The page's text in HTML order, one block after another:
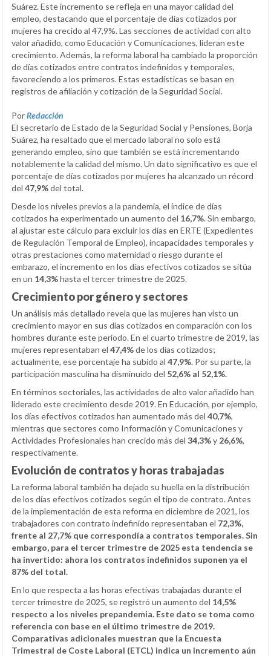
Suárez. Este incremento se refleja en una mayor calidad del
empleo, destacando que el porcentaje de días cotizados por
mujeres ha crecido al 47,9%. Las secciones de actividad con alto
valor añadido, como Educación y Comunicaciones, lideran este
crecimiento. Además, la reforma laboral ha cambiado la proporción
de días cotizados entre contratos indefinidos y temporales,
favoreciendo a los primeros. Estas estadísticas se basan en
registros de afiliación y cotización de la Seguridad Social.
PorRedacción
El secretario de Estado de la Seguridad Social y Pensiones, Borja
Suárez, ha resaltado que el mercado laboral no solo está
generando empleo, sino que también se está incrementando
notablemente la calidad del mismo. Un dato significativo es que el
porcentaje de días cotizados por mujeres ha alcanzado un récord
del 47,9%del total.
Desde los niveles previos a la pandemia, el índice de días
cotizados ha experimentado un aumento del 16,7%. Sin embargo,
al ajustar este cálculo para excluir los días en ERTE (Expedientes
de Regulación Temporal de Empleo), incapacidades temporales y
otras prestaciones como maternidad o riesgo durante el
embarazo, el incremento en los días efectivos cotizados se sitúa
en un 14,3%hasta el tercer trimestre de 2025.
Crecimiento por género y sectores
Un análisis más detallado revela que las mujeres han visto un
crecimiento mayor en sus días cotizados en comparación con los
hombres durante este periodo. En el cuarto trimestre de 2019, las
mujeres representaban el 47,4%de los días cotizados;
actualmente, ese porcentaje ha subido al 47,9%. Por su parte, la
participación masculina ha disminuido del 52,6% al 52,1%.
En términos sectoriales, las actividades de alto valor añadido han
liderado este crecimiento desde 2019. En Educación, por ejemplo,
los días efectivos cotizados han aumentado más del 40,7%,
mientras que sectores como Información y Comunicaciones y
Actividades Profesionales han crecido más del 34,3%y 26,6%,
respectivamente.
Evolución de contratos y horas trabajadas
La reforma laboral también ha dejado su huella en la distribución
de los días efectivos cotizados según el tipo de contrato. Antes
de la implementación de esta reforma en diciembre de 2021, los
trabajadores con contrato indefinido representaban el 72,3%,
frente al 27,7% que correspondía a contratos temporales. Sin
embargo, para el tercer trimestre de 2025 esta tendencia se
ha invertido: ahora los contratos indefinidos suponen ya el
87% del total.
En lo que respecta a las horas efectivas trabajadas durante el
tercer trimestre de 2025, se registró un aumento del 14,5%
respecto a los niveles prepandemia. Este dato se toma como
referencia con base en el último trimestre de 2019.
Comparativas adicionales muestran que la Encuesta
Trimestral de Coste Laboral (ETCL) indica un incremento aún